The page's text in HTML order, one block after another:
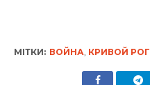
МІТКИ: ВОЙНА КРИВОЙ РОГ